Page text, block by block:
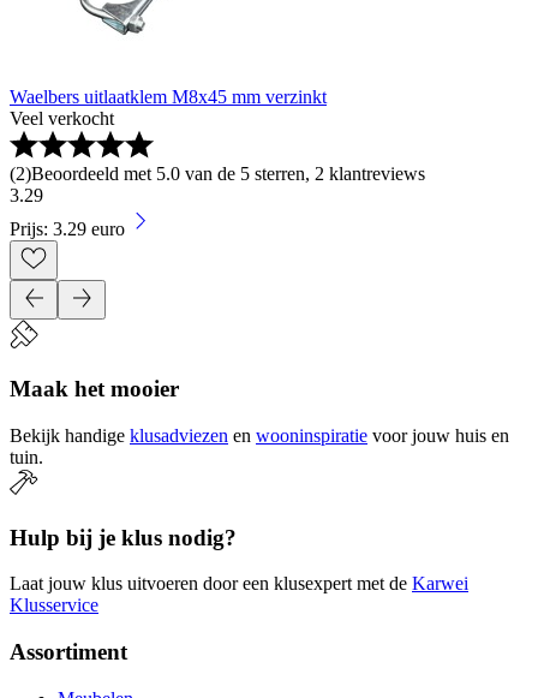
Waelbers uitlaatklem M8x45 mm verzinkt
Veel verkocht
(2)Beoordeeld met 5.0 van de 5 sterren, 2 klantreviews
3.29
Prijs: 3.29 euro
Maak het mooier
Bekijk handige klusadviezen en wooninspiratie voor jouw huis en
tuin.
Hulp bij je klus nodig?
Laat jouw klus uitvoeren door een klusexpert met de Karwei
Klusservice
Assortiment